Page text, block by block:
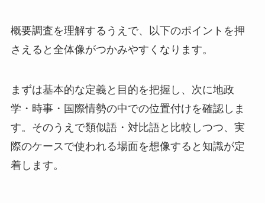
概要調査を理解するうえで、以下のポイントを押
さえると全体像がつかみやすくなります。
まずは基本的な定義と目的を把握し、次に地政
学・時事・国際情勢の中での位置付けを確認しま
す。そのうえで類似語・対比語と比較しつつ、実
際のケースで使われる場面を想像すると知識が定
着します。